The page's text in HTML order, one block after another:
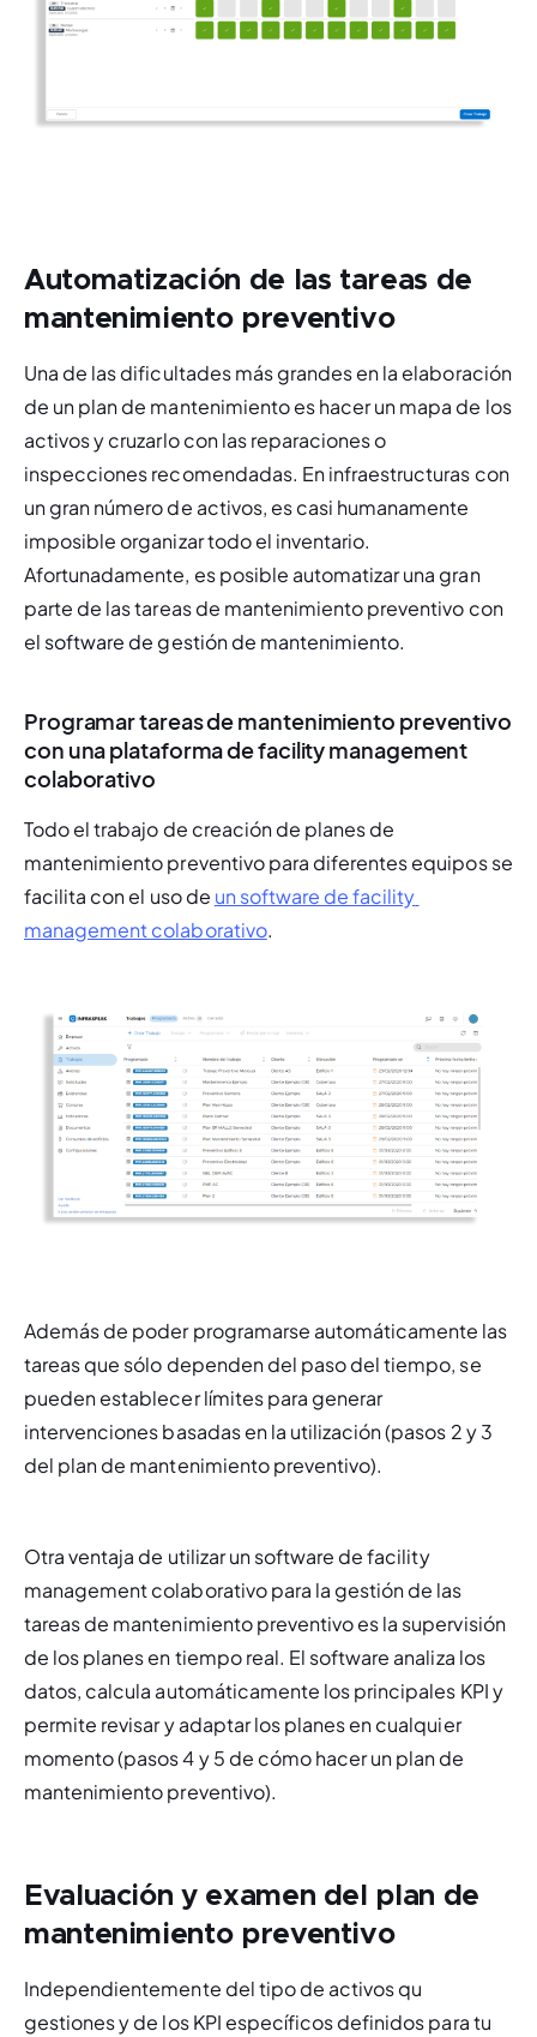
Automatización de las tareas de
mantenimiento preventivo
Una de las dificultades más grandes en la elaboración
de un plan de mantenimiento es hacer un mapa de los
activos y cruzarlo con las reparaciones o
inspecciones recomendadas. En infraestructuras con
un gran número de activos, es casi humanamente
imposible organizar todo el inventario.
Afortunadamente, es posible automatizar una gran
parte de las tareas de mantenimiento preventivo con
el software de gestión de mantenimiento.
Programar tareas de mantenimiento preventivo
con una plataforma de facility management
colaborativo
Todo el trabajo de creación de planes de
mantenimiento preventivo para diferentes equipos se
facilita con el uso de un software de facility
management colaborativo.
Además de poder programarse automáticamente las
tareas que sólo dependen del paso del tiempo, se
pueden establecer límites para generar
intervenciones basadas en la utilización (pasos 2 y 3
del plan de mantenimiento preventivo).
Otra ventaja de utilizar un software de facility
management colaborativo para la gestión de las
tareas de mantenimiento preventivo es la supervisión
de los planes en tiempo real. El software analiza los
datos, calcula automáticamente los principales KPI y
permite revisar y adaptar los planes en cualquier
momento (pasos 4 y 5 de cómo hacer un plan de
mantenimiento preventivo).
Evaluación y examen del plan de
mantenimiento preventivo
Independientemente del tipo de activos qu
gestiones y de los KPI específicos definidos para tu